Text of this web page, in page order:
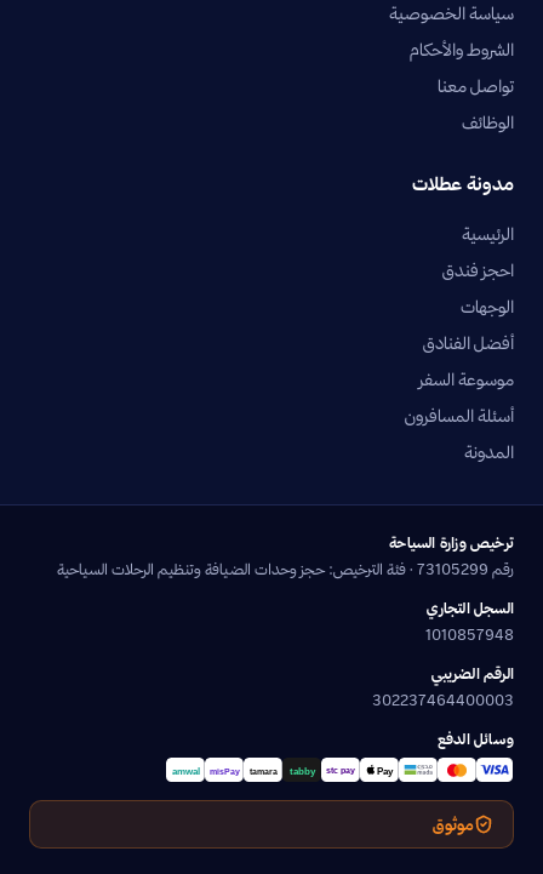
سياسة الخصوصية
الشروط والأحكام
تواصل معنا
الوظائف
مدونة عطلات
الرئيسية
احجز فندق
الوجهات
أفضل الفنادق
موسوعة السفر
أسئلة المسافرون
المدونة
ترخيص وزارة السياحة
رقم 73105299 · فئة الترخيص: حجز وحدات الضيافة وتنظيم الرحلات السياحية
السجل التجاري
1010857948
الرقم الضريبي
302237464400003
وسائل الدفع
موثوق